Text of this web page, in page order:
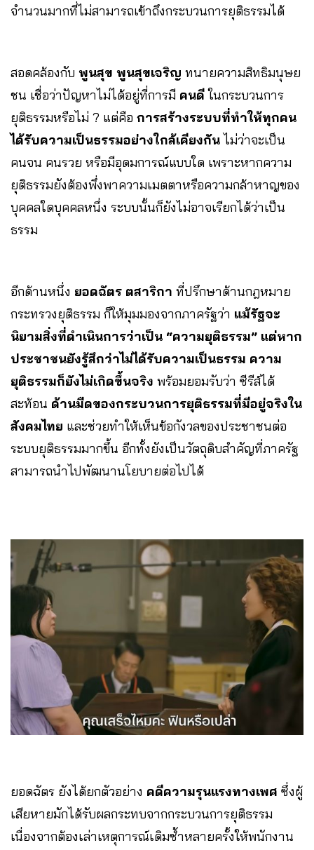
จำนวนมากที่ไม่สามารถเข้าถึงกระบวนการยุติธรรมได้
สอดคล้องกับ พูนสุข พูนสุขเจริญ ทนายความสิทธิมนุษย
ชน เชื่อว่าปัญหาไม่ได้อยู่ที่การมี คนดีในกระบวนการ
ยุติธรรมหรือไม่ ? แต่คือ การสร้างระบบที่ทำให้ทุกคน
ได้รับความเป็นธรรมอย่างใกล้เคียงกัน ไม่ว่าจะเป็น
คนจน คนรวย หรือมีอุดมการณ์แบบใด เพราะหากความ
ยุติธรรมยังต้องพึ่งพาความเมตตาหรือความกล้าหาญของ
บุคคลใดบุคคลหนึ่ง ระบบนั้นก็ยังไม่อาจเรียกได้ว่าเป็น
ธรรม
อีกด้านหนึ่ง ยอดฉัตร ตสาริกา ที่ปรึกษาด้านกฎหมาย
กระทรวงยุติธรรม ก็ให้มุมมองจากภาครัฐว่า แม้รัฐจะ
นิยามสิ่งที่ดำเนินการว่าเป็น “ความยุติธรรม” แต่หาก
ประชาชนยังรู้สึกว่าไม่ได้รับความเป็นธรรม ความ
ยุติธรรมก็ยังไม่เกิดขึ้นจริง พร้อมยอมรับว่า ซีรีส์ได้
สะท้อน ด้านมืดของกระบวนการยุติธรรมที่มีอยู่จริงใน
สังคมไทย และช่วยทำให้เห็นข้อกังวลของประชาชนต่อ
ระบบยุติธรรมมากขึ้น อีกทั้งยังเป็นวัตถุดิบสำคัญที่ภาครัฐ
สามารถนำไปพัฒนานโยบายต่อไปได้
ยอดฉัตร ยังได้ยกตัวอย่าง คดีความรุนแรงทางเพศ ซึ่งผู้
เสียหายมักได้รับผลกระทบจากกระบวนการยุติธรรม
เนื่องจากต้องเล่าเหตุการณ์เดิมซ้ำหลายครั้งให้พนักงาน